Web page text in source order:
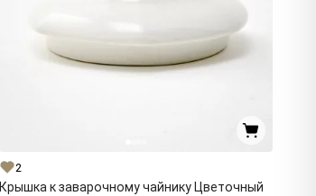
2
Крышка к заварочному чайнику Цветочный